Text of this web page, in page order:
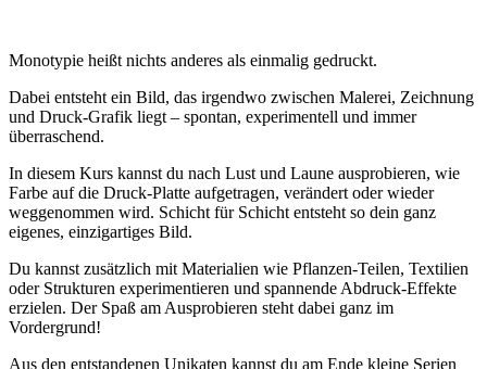
Monotypie heißt nichts anderes als einmalig gedruckt.
Dabei entsteht ein Bild, das irgendwo zwischen Malerei, Zeichnung
und Druck-Grafik liegt – spontan, experimentell und immer
überraschend.
In diesem Kurs kannst du nach Lust und Laune ausprobieren, wie
Farbe auf die Druck-Platte aufgetragen, verändert oder wieder
weggenommen wird. Schicht für Schicht entsteht so dein ganz
eigenes, einzigartiges Bild.
Du kannst zusätzlich mit Materialien wie Pflanzen-Teilen, Textilien
oder Strukturen experimentieren und spannende Abdruck-Effekte
erzielen. Der Spaß am Ausprobieren steht dabei ganz im
Vordergrund!
Aus den entstandenen Unikaten kannst du am Ende kleine Serien